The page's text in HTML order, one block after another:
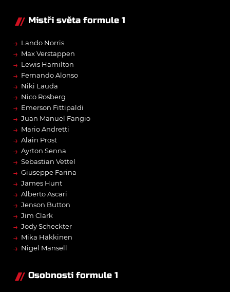
Mistři světa formule 1
→ Lando Norris
→ Max Verstappen
→ Lewis Hamilton
→ Fernando Alonso
→ Niki Lauda
→ Nico Rosberg
→ Emerson Fittipaldi
→ Juan Manuel Fangio
→ Mario Andretti
→ Alain Prost
→ Ayrton Senna
→ Sebastian Vettel
→ Giuseppe Farina
→ James Hunt
→ Alberto Ascari
→ Jenson Button
→ Jim Clark
→ Jody Scheckter
→ Mika Häkkinen
→ Nigel Mansell
Osobnosti formule 1